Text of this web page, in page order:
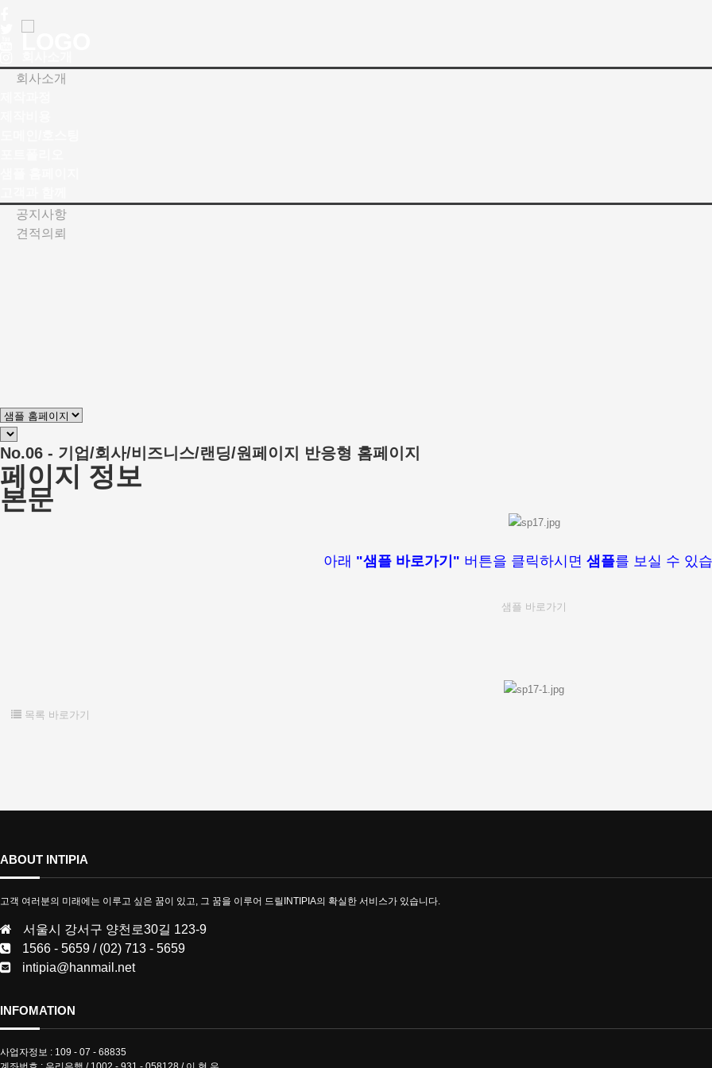
회사소개
공지사항
견적의뢰
No.06 - 기업/회사/비즈니스/랜딩/원페이지 반응형 홈페이지
페이지 정보
본문
아래 "샘플 바로가기" 버튼을 클릭하시면 샘플를 보실 수 있
샘플 바로가기
목록 바로가기
ABOUT INTIPIA
고객 여러분의 미래에는 이루고 싶은 꿈이 있고, 그 꿈을 이루어 드릴INTIPIA의 확실한 서비스가 있습니다.
서울시 강서구 양천로30길 123-9
1566 - 5659 / (02) 713 - 5659
intipia@hanmail.net
INFOMATION
사업자정보 : 109 - 07 - 68835